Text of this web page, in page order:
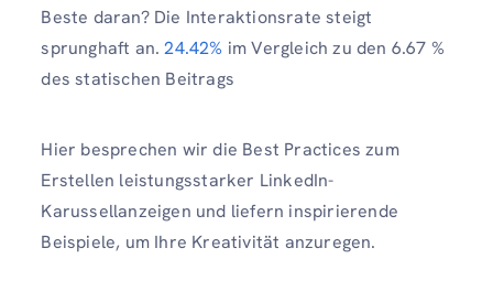
Beste daran? Die Interaktionsrate steigt
sprunghaft an.24.42% im Vergleich zu den 6.67 %
des statischen Beitrags
Hier besprechen wir die Best Practices zum
Erstellen leistungsstarker LinkedIn-
Karussellanzeigen und liefern inspirierende
Beispiele, um Ihre Kreativität anzuregen.